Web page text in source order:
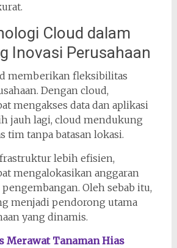
Cloud dalam
Inovasi Perusahaan
memberikan fleksibilitas
Dengan cloud,
mengakses data dan aplikasi
jauh lagi, cloud mendukung
tim tanpa batasan lokasi.
lebih efisien,
mengalokasikan anggaran
Oleh sebab itu,
menjadi pendorong utama
yang dinamis.
Merawat Tanaman Hias